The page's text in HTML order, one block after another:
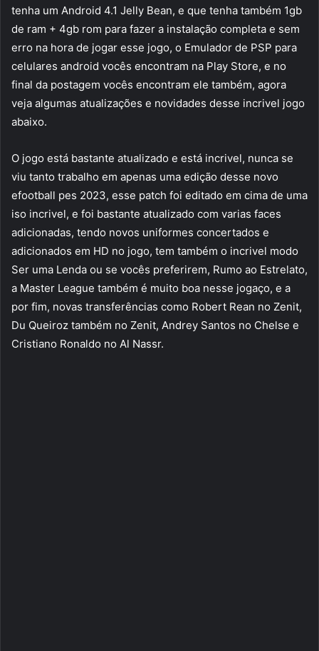
tenha um Android 4.1 Jelly Bean, e que tenha também 1gb
de ram + 4gb rom para fazer a instalação completa e sem
erro na hora de jogar esse jogo, o Emulador de PSP para
celulares android vocês encontram na Play Store, e no
final da postagem vocês encontram ele também, agora
veja algumas atualizações e novidades desse incrivel jogo
abaixo.
O jogo está bastante atualizado e está incrivel, nunca se
viu tanto trabalho em apenas uma edição desse novo
efootball pes 2023, esse patch foi editado em cima de uma
iso incrivel, e foi bastante atualizado com varias faces
adicionadas, tendo novos uniformes concertados e
adicionados em HD no jogo, tem também o incrivel modo
Ser uma Lenda ou se vocês preferirem, Rumo ao Estrelato,
a Master League também é muito boa nesse jogaço, e a
por fim, novas transferências como Robert Rean no Zenit,
Du Queiroz também no Zenit, Andrey Santos no Chelse e
Cristiano Ronaldo no Al Nassr.